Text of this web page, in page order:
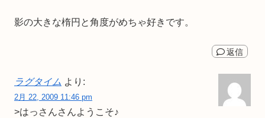
影の大きな楕円と角度がめちゃ好きです。
返信
ラグタイム より:
2月 22, 2009 11:46 pm
>はっさんさんようこそ♪